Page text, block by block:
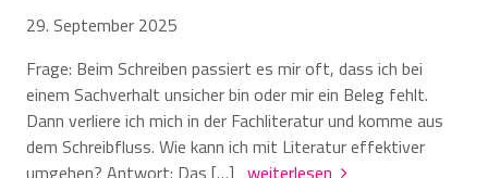
29. September 2025
Frage: Beim Schreiben passiert es mir oft, dass ich bei
einem Sachverhalt unsicher bin oder mir ein Beleg fehlt.
Dann verliere ich mich in der Fachliteratur und komme aus
dem Schreibfluss. Wie kann ich mit Literatur effektiver
umgehen? Antwort: Das […] weiterlesen